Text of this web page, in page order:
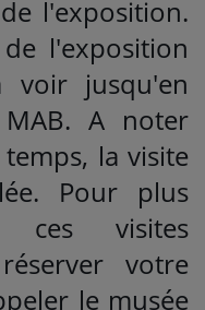
l'exposition.
l'exposition
voir jusqu'en
A noter
la visite
Pour plus
ces visites
votre
le musée